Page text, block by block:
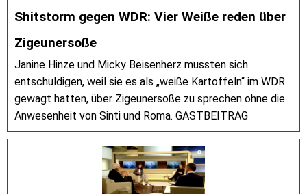
Shitstorm gegen WDR: Vier Weiße reden über
Zigeunersoße
Janine Hinze und Micky Beisenherz mussten sich
entschuldigen, weil sie es als „weiße Kartoffeln“ im WDR
gewagt hatten, über Zigeunersoße zu sprechen ohne die
Anwesenheit von Sinti und Roma. GASTBEITRAG